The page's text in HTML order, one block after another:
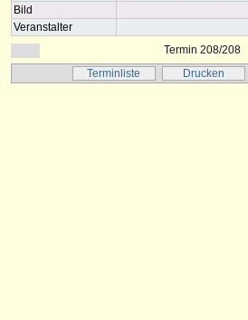
Bild
Veranstalter
Termin 208/208
Terminliste
Drucken